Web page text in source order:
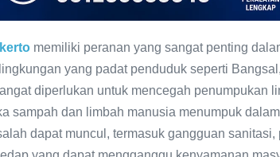
memiliki peranan yang sangat penting
yang padat penduduk seperti
diperlukan untuk mencegah penumpukan
sampah dan limbah manusia menumpuk
dapat muncul, termasuk gangguan